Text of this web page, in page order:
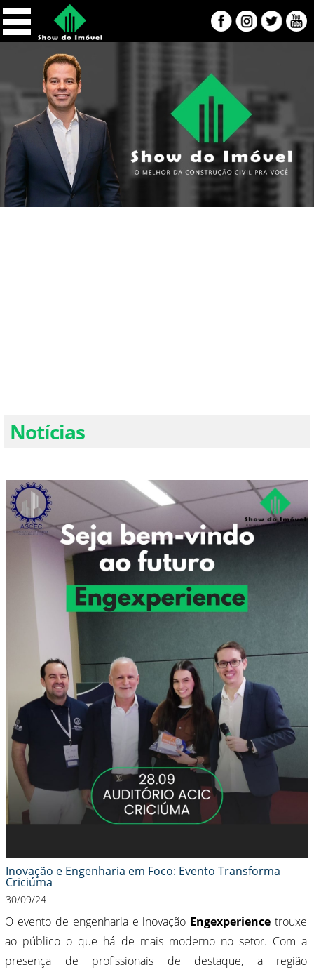
Notícias
Inovação e Engenharia em Foco: Evento Transforma
Criciúma
30/09/24
O evento de engenharia e inovação Engexperience trouxe
ao público o que há de mais moderno no setor. Com a
presença de profissionais de destaque, a região